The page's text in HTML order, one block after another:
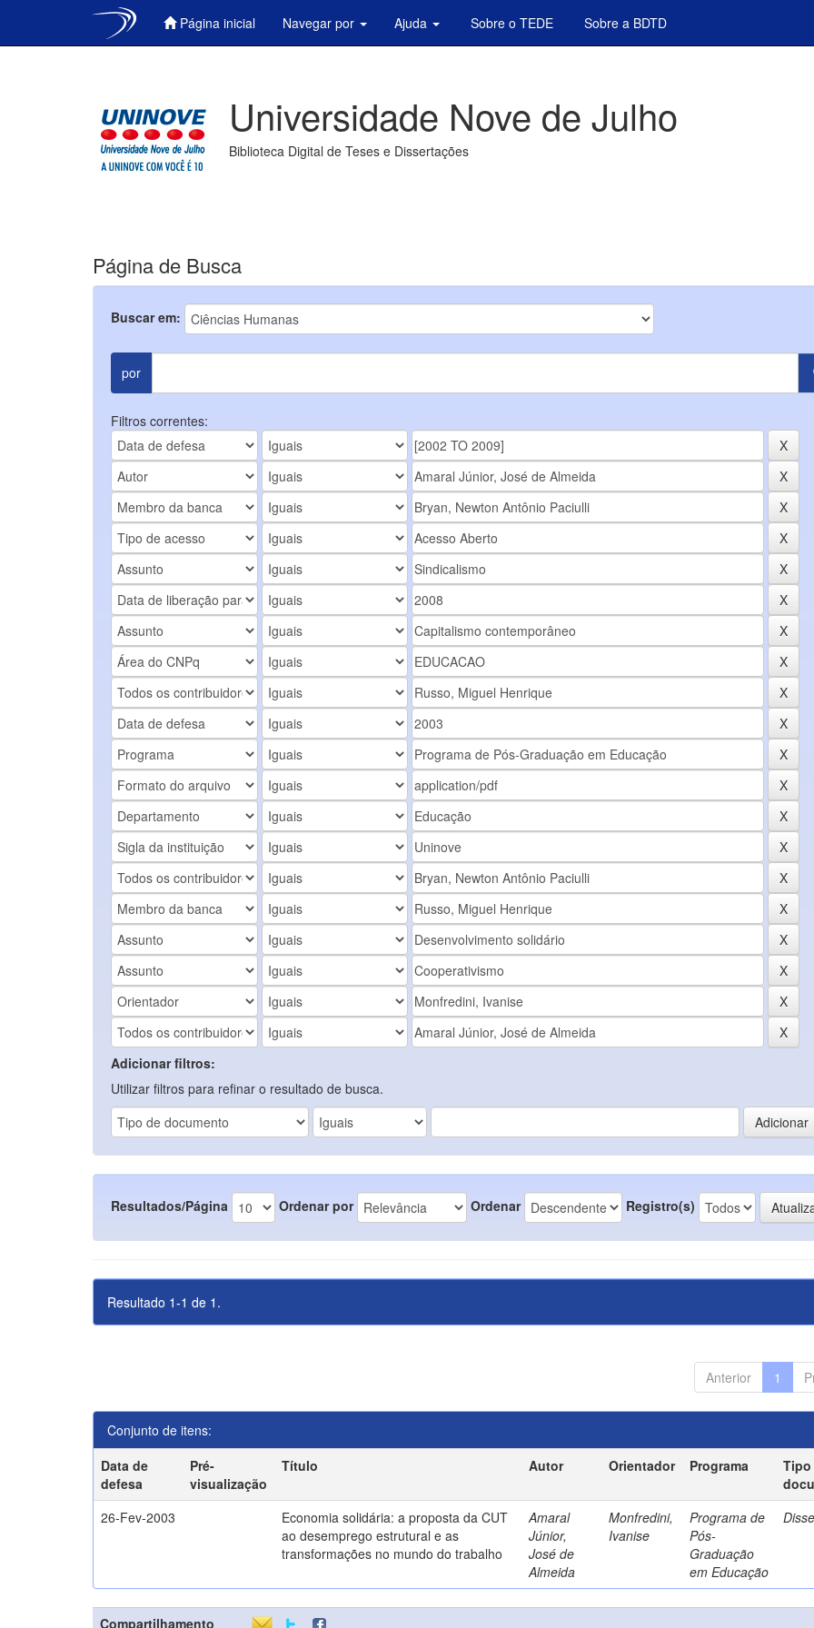
Página inicial Navegar por Ajuda Sobre o TEDE Sobre a BDTD
Universidade Nove de Julho
Biblioteca Digital de Teses e Dissertações
Página de Busca
Buscar em:
por
Filtros correntes:
Adicionar filtros:
Utilizar filtros para refinar o resultado de busca.
Resultados/Página Ordenar por Ordenar Registro(s)
Resultado 1-1 de 1.
Anterior 1
Conjunto de itens:
Data de
defesa
Pré-
visualização
Título Autor Orientador Programa
Tipo
26-Fev-2003
Economia solidária: a proposta da CUT
ao desemprego estrutural e as
transformações no mundo do trabalho
Amaral
Júnior,
José de
Almeida
Monfredini,
Ivanise
Programa de
Pós-
Graduação
em Educação
Compartilhamento